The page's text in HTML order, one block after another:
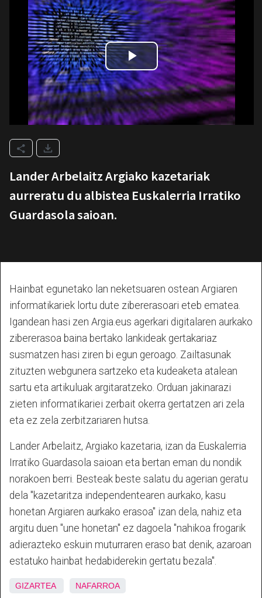
Lander Arbelaitz Argiako kazetariak
aurreratu du albistea Euskalerria Irratiko
Guardasola saioan.
Hainbat egunetako lan neketsuaren ostean Argiaren
informatikariek lortu dute zibererasoari eteb ematea.
Igandean hasi zen Argia.eus agerkari digitalaren aurkako
zibererasoa baina bertako lankideak gertakariaz
susmatzen hasi ziren bi egun geroago. Zailtasunak
zituzten webgunera sartzeko eta kudeaketa atalean
sartu eta artikuluak argitaratzeko. Orduan jakinarazi
zieten informatikariei zerbait okerra gertatzen ari zela
eta ez zela zerbitzariaren hutsa.
Lander Arbelaitz, Argiako kazetaria, izan da Euskalerria
Irratiko Guardasola saioan eta bertan eman du nondik
norakoen berri. Besteak beste salatu du agerian geratu
dela "kazetaritza independentearen aurkako, kasu
honetan Argiaren aurkako erasoa" izan dela, nahiz eta
argitu duen "une honetan" ez dagoela "nahikoa frogarik
adierazteko eskuin muturraren eraso bat denik, azaroan
estatuko hainbat hedabiderekin gertatu bezala".
GIZARTEA NAFARROA